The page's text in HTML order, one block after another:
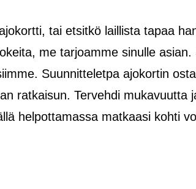
tai etsitkö laillista tapaa
me tarjoamme sinulle
Suunnitteletpa ajokortin
ratkaisun. Tervehdi mukavuutta
helpottamassa matkaasi kohti